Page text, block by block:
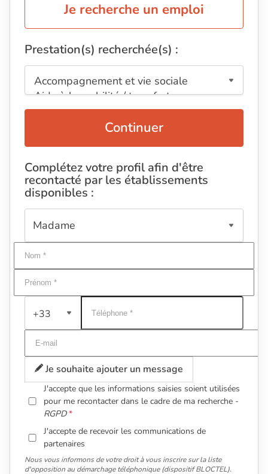
Je recherche un emploi
Prestation(s) recherchée(s) :
Continuer
Complétez votre profil afin d'être
recontacté par les établissements
disponibles :
+33
Je souhaite ajouter un message
J'accepte que les informations saisies soient utilisées
pour me recontacter dans le cadre de ma recherche -
RGPD
J'accepte de recevoir les communications de
partenaires
Nous vous informons de votre droit à vous inscrire sur la liste
d'opposition au démarchage téléphonique (dispositif BLOCTEL).